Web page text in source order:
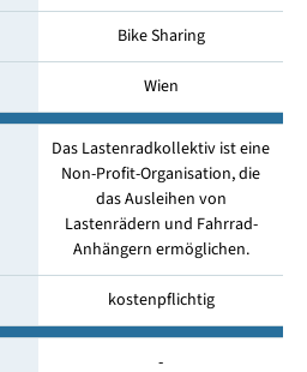
Bike Sharing
Wien
Das Lastenradkollektiv ist eine
Non-Profit-Organisation, die
das Ausleihen von
Lastenrädern und Fahrrad-
Anhängern ermöglichen.
kostenpflichtig
-